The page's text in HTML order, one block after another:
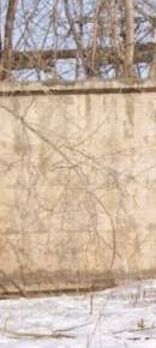
8558
8